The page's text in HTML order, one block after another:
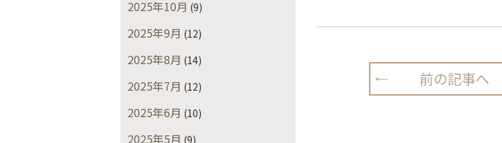
2025年10月 (9)
2025年9月 (12)
2025年8月 (14)
2025年7月 (12)
2025年6月 (10)
2025年5月 (9)
前の記事へ